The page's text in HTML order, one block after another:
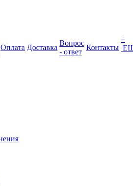
Оплата Доставка
Вопрос
- ответ
Контакты
+